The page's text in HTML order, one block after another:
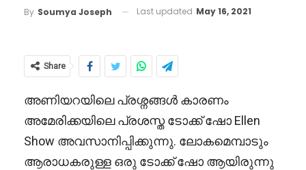
By Soumya Joseph Last updated May 16, 2021
Share
അണിയറയിലെ പ്രശ്നങ്ങൾ കാരണം
അമേരിക്കയിലെ പ്രശസ്ത ടോക്ക് ഷോ Ellen
Show അവസാനിപ്പിക്കുന്നു. ലോകമെമ്പാടും
ആരാധകരുള്ള ഒരു ടോക്ക് ഷോ ആയിരുന്നു